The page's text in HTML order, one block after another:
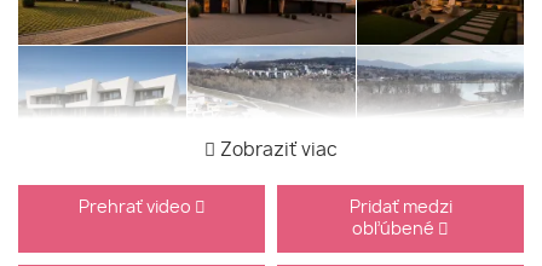
Zobraziť viac
Prehrať video
Pridať medzi
obľúbené